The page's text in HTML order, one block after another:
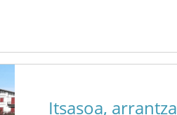
Itsasoa, arrantza